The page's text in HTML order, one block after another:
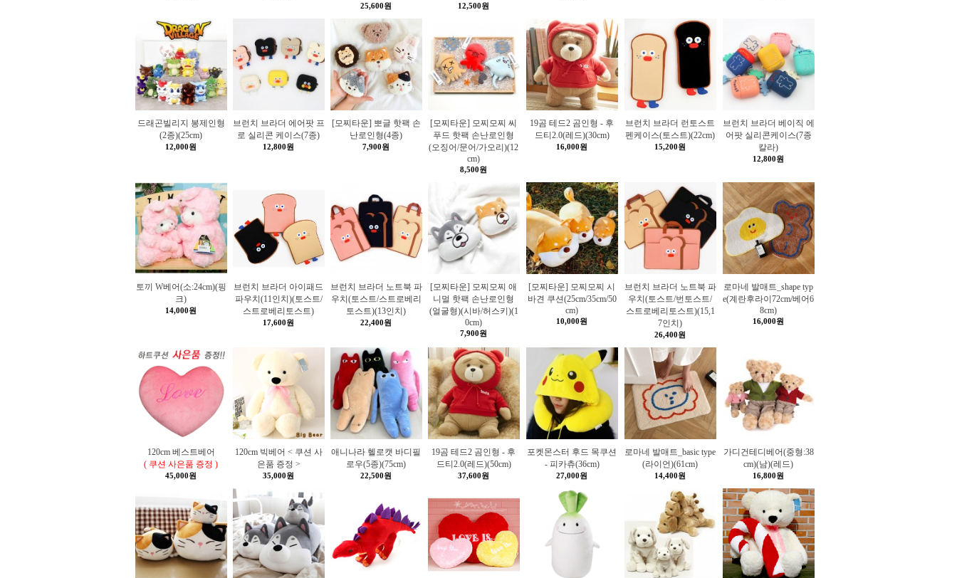
25,600원 12,500원
드래곤빌리지 봉제인형
(2종)(25cm)
12,000원
브런치 브라더 에어팟 프
로 실리콘 케이스(7종)
12,800원
[모찌타운] 뽀글 핫팩 손
난로인형(4종)
7,900원
[모찌타운] 모찌모찌 씨
푸드 핫팩 손난로인형
(오징어/문어/가오리)(12
cm)
8,500원
19곰 테드2 곰인형 - 후
드티2.0(레드)(30cm)
16,000원
브런치 브라더 런토스트
펜케이스(토스트)(22cm)
15,200원
브런치 브라더 베이직 에
어팟 실리콘케이스(7종
칼라)
12,800원
토끼 W베어(소:24cm)(핑
크)
14,000원
브런치 브라더 아이패드
파우치(11인치)(토스트/
스트로베리토스트)
17,600원
브런치 브라더 노트북 파
우치(토스트/스트로베리
토스트)(13인치)
22,400원
[모찌타운] 모찌모찌 애
니멀 핫팩 손난로인형
(얼굴형)(시바/허스키)(1
0cm)
7,900원
[모찌타운] 모찌모찌 시
바견 쿠션(25cm/35cm/50
cm)
10,000원
브런치 브라더 노트북 파
우치(토스트/번토스트/
스트로베리토스트)(15,1
7인치)
26,400원
로마네 발매트_shape typ
e(계란후라이72cm/베어6
8cm)
16,000원
120cm 베스트베어
( 쿠션 사은품 증정 )
45,000원
120cm 빅베어 < 쿠션 사
은품 증정 >
35,000원
애니나라 헬로캣 바디필
로우(5종)(75cm)
22,500원
19곰 테드2 곰인형 - 후
드티2.0(레드)(50cm)
37,600원
포켓몬스터 후드 목쿠션
- 피카츄(36cm)
27,000원
로마네 발매트_basic type
(라이언)(61cm)
14,400원
가디건테디베어(중형:38
cm)(남)(레드)
16,800원